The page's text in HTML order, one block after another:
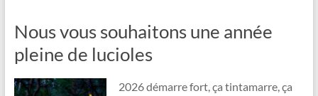
Nous vous souhaitons une année
pleine de lucioles
2026 démarre fort, ça tintamarre, ça